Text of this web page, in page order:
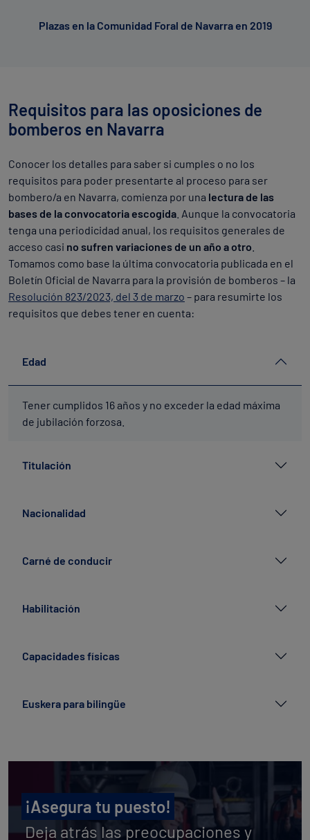
Plazas en la Comunidad Foral de Navarra en 2019
Requisitos para las oposiciones de
bomberos en Navarra
Conocer los detalles para saber si cumples o no los
requisitos para poder presentarte al proceso para ser
bombero/a en Navarra, comienza por una lectura de las
bases de la convocatoria escogida . Aunque la convocatoria
tenga una periodicidad anual, los requisitos generales de
acceso casi no sufren variaciones de un año a otro
Tomamos como base la última convocatoria publicada en el
Boletín Oficial de Navarra para la provisión de bomberos – la
Resolución 823/2023, del 3 de marzo – para resumirte los
requisitos que debes tener en cuenta:
Edad
Tener cumplidos 16 años y no exceder la edad máxima
de jubilación forzosa.
Titulación
Nacionalidad
Carné de conducir
Habilitación
Capacidades físicas
Euskera para bilingüe
¡Asegura tu puesto!
Deja atrás las preocupaciones y